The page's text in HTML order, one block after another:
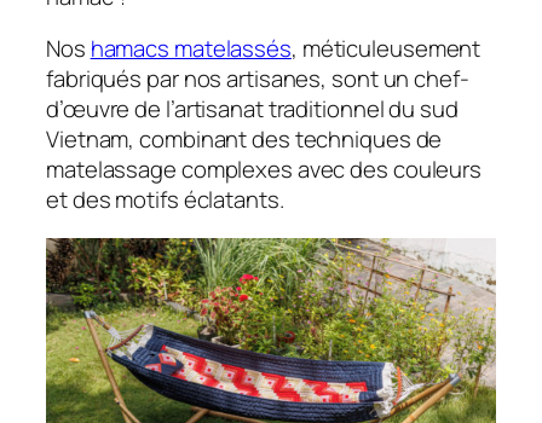
Nos hamacs matelassés, méticuleusement
fabriqués par nos artisanes, sont un chef-
d’œuvre de l’artisanat traditionnel du sud
Vietnam, combinant des techniques de
matelassage complexes avec des couleurs
et des motifs éclatants.